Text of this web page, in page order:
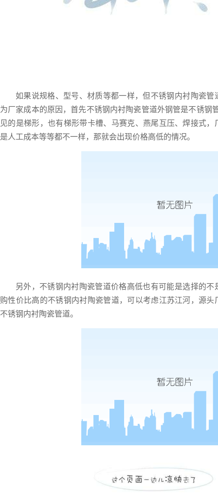
如果说规格、型号、材质等都一样，但不锈钢内衬陶瓷
为厂家成本的原因，首先不锈钢内衬陶瓷管道外钢管是不锈钢
见的是梯形，也有梯形带卡槽、马赛克、燕尾互压、焊接式
是人工成本等等都不一样，那就会出现价格高低的情况。
另外，不锈钢内衬陶瓷管道价格高低也有可能是选择的
购性价比高的不锈钢内衬陶瓷管道， 可以考虑江苏江河，源
不锈钢内衬陶瓷管道。